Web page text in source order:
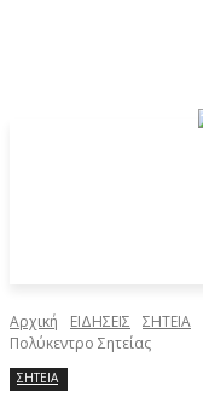
Αρχική ΕΙΔΗΣΕΙΣ ΣΗΤΕΙΑ
Πολύκεντρο Σητείας
ΣΗΤΕΙΑ